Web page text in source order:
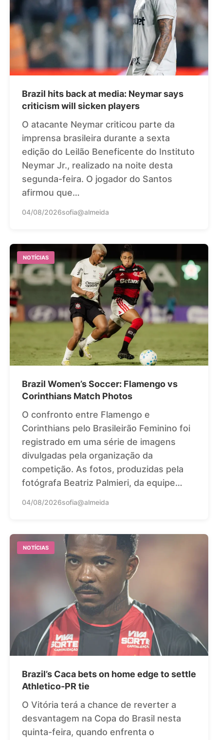
Brazil hits back at media: Neymar says
criticism will sicken players
O atacante Neymar criticou parte da
imprensa brasileira durante a sexta
edição do Leilão Beneficente do Instituto
Neymar Jr., realizado na noite desta
segunda-feira. O jogador do Santos
afirmou que…
04/08/2026sofia@almeida
NOTÍCIAS
Brazil Women’s Soccer: Flamengo vs
Corinthians Match Photos
O confronto entre Flamengo e
Corinthians pelo Brasileirão Feminino foi
registrado em uma série de imagens
divulgadas pela organização da
competição. As fotos, produzidas pela
fotógrafa Beatriz Palmieri, da equipe…
04/08/2026sofia@almeida
NOTÍCIAS
Brazil’s Caca bets on home edge to settle
Athletico-PR tie
O Vitória terá a chance de reverter a
desvantagem na Copa do Brasil nesta
quinta-feira, quando enfrenta o